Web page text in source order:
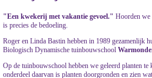
"Een kwekerij met vakantie gevoel." Hoorden we
is precies de bedoeling.
Roger en Linda Bastin hebben in 1989 gezamenlijk
Biologisch Dynamische tuinbouwschool
Op de tuinbouwschool hebben we geleerd planten
onderdeel daarvan is planten doorgronden en zien